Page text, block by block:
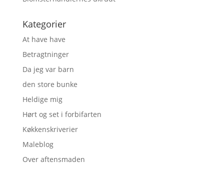
Kategorier
At have have
Betragtninger
Da jeg var barn
den store bunke
Heldige mig
Hørt og set i forbifarten
Køkkenskriverier
Maleblog
Over aftensmaden